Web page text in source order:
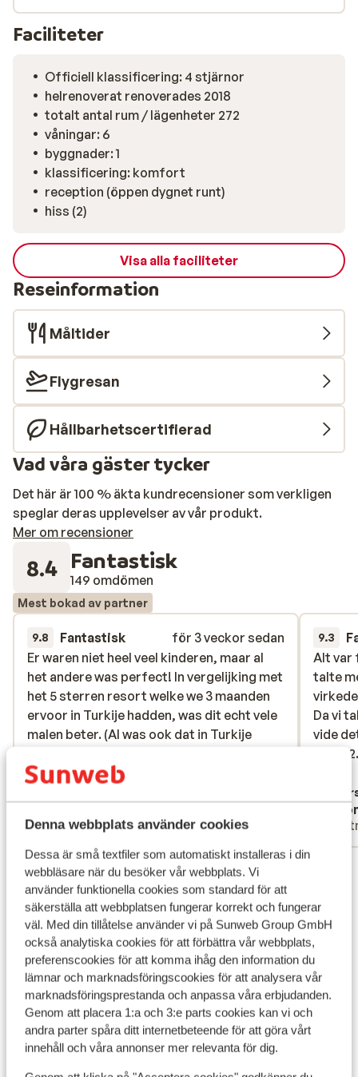
Denna webbplats använder cookies
Dessa är små textfiler som automatiskt installeras i din
webbläsare när du besöker vår webbplats. Vi
använder funktionella cookies som standard för att
säkerställa att webbplatsen fungerar korrekt och fungerar
väl. Med din tillåtelse använder vi på Sunweb Group GmbH
också analytiska cookies för att förbättra vår webbplats,
preferenscookies för att komma ihåg den information du
lämnar och marknadsföringscookies för att analysera vår
marknadsföringsprestanda och anpassa våra erbjudanden.
Genom att placera 1:a och 3:e parts cookies kan vi och
andra parter spåra ditt internetbeteende för att göra vårt
innehåll och våra annonser mer relevanta för dig.
Faciliteter
Officiell klassificering: 4 stjärnor
helrenoverat renoverades 2018
totalt antal rum / lägenheter 272
våningar: 6
byggnader: 1
klassificering: komfort
reception (öppen dygnet runt)
hiss (2)
Visa alla faciliteter
Reseinformation
Måltider
Flygresan
Hållbarhetscertifierad
Vad våra gäster tycker
Det här är 100 % äkta kundrecensioner som verkligen
speglar deras upplevelser av vår produkt.
Mer om recensioner
8.4 Fantastisk
149 omdömen
Mest bokad av partner
9.8 Fantastisk
för 3 veckor sedan
Er waren niet heel veel kinderen, maar al
het andere was perfect! In vergelijking met
het 5 sterren resort welke we 3 maanden
ervoor in Turkije hadden, was dit echt vele
malen beter. (Al was ook dat in Turkije
Er waren niet heel veel kinderen, maar al
het andere was perfect! In vergelijking met
het 5 sterren resort welke we 3 maanden
ervoor in Turkije hadden, was dit echt vele
malen beter. (Al was ook dat in Turkije
Översätt till svenska
Familj
9.3
Alt var
talte
Da vi
vide
efter
men
sove
prøvet
Alt var
talte
Da vi
vide
efter
Visa alla 149 omdömen
Läge
Visa på karta